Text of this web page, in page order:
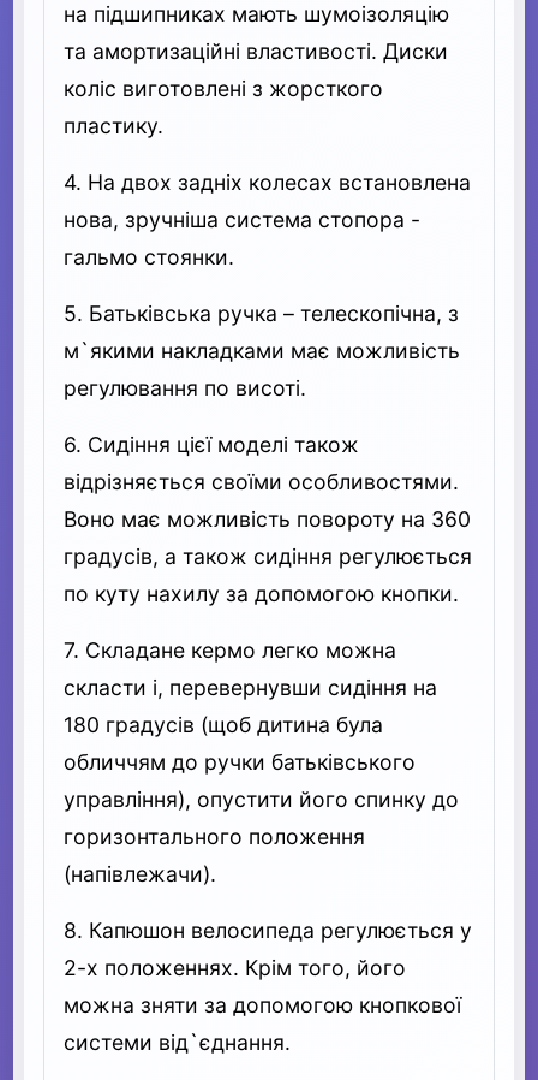
на підшипниках мають шумоізоляцію
та амортизаційні властивості. Диски
коліс виготовлені з жорсткого
пластику.
4. На двох задніх колесах встановлена
нова, зручніша система стопора -
гальмо стоянки.
5. Батьківська ручка – телескопічна, з
м`якими накладками має можливість
регулювання по висоті.
6. Сидіння цієї моделі також
відрізняється своїми особливостями.
Воно має можливість повороту на 360
градусів, а також сидіння регулюється
по куту нахилу за допомогою кнопки.
7. Складане кермо легко можна
скласти і, перевернувши сидіння на
180 градусів (щоб дитина була
обличчям до ручки батьківського
управління), опустити його спинку до
горизонтального положення
(напівлежачи).
8. Капюшон велосипеда регулюється у
2-х положеннях. Крім того, його
можна зняти за допомогою кнопкової
системи від`єднання.